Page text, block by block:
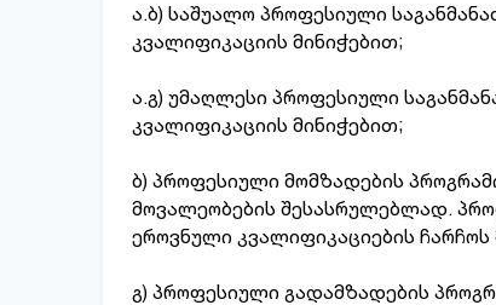
ა.ბ) საშუალო პროფესიული
კვალიფიკაციის მინიჭებით;
ა.გ) უმაღლესი პროფესიული
კვალიფიკაციის მინიჭებით;
ბ) პროფესიული მომზადების
მოვალეობების შესასრულებლად.
ეროვნული კვალიფიკაციების
გ) პროფესიული გადამზადების